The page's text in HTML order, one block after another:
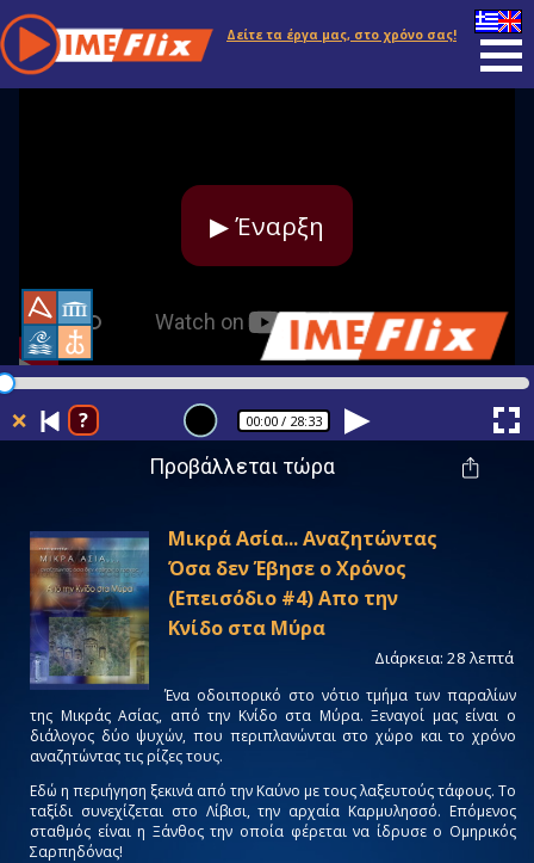
Δείτε τα έργα μας, στο χρόνο σας!
▶ Έναρξη
❌ ? 00:00 / 28:33
Προβάλλεται τώρα
Mικρά Aσία... Aναζητώντας
Όσα δεν Έβησε ο Χρόνος
(Eπεισόδιο #4) Απο την
Κνίδο στα Μύρα
Διάρκεια: 28 λεπτά
Ένα οδοιπορικό στο νότιο τμήμα των παραλίων
της Μικράς Ασίας, από την Κνίδο στα Μύρα. Ξεναγοί μας είναι ο
διάλογος δύο ψυχών, που περιπλανώνται στο χώρο και το χρόνο
αναζητώντας τις ρίζες τους.
Εδώ η περιήγηση ξεκινά από την Καύνο με τους λαξευτούς τάφους. Το
ταξίδι συνεχίζεται στο Λίβισι, την αρχαία Καρμυλησσό. Επόμενος
σταθμός είναι η Ξάνθος την οποία φέρεται να ίδρυσε ο Ομηρικός
Σαρπηδόνας!